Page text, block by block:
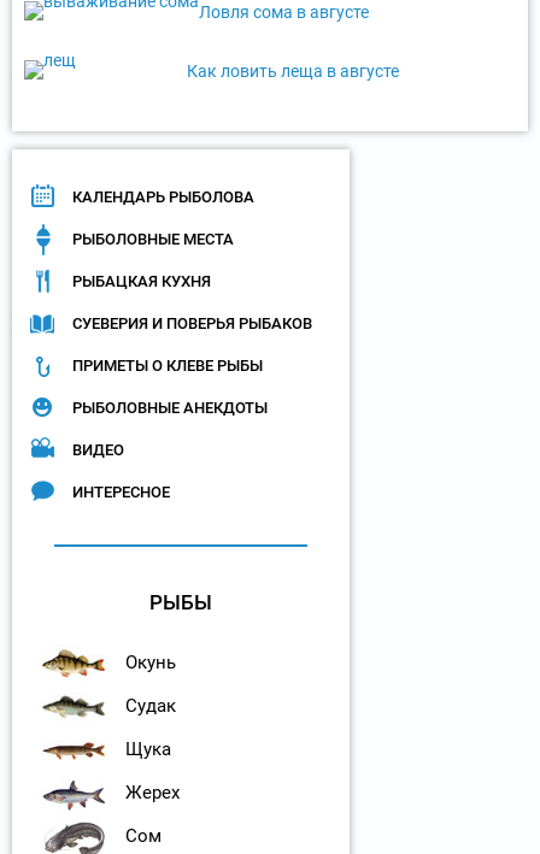
Ловля сома в августе
Как ловить леща в августе
КАЛЕНДАРЬ РЫБОЛОВА
РЫБОЛОВНЫЕ МЕСТА
РЫБАЦКАЯ КУХНЯ
СУЕВЕРИЯ И ПОВЕРЬЯ РЫБАКОВ
ПРИМЕТЫ О КЛЕВЕ РЫБЫ
РЫБОЛОВНЫЕ АНЕКДОТЫ
ВИДЕО
ИНТЕРЕСНОЕ
РЫБЫ
Окунь
Судак
Щука
Жерех
Сом